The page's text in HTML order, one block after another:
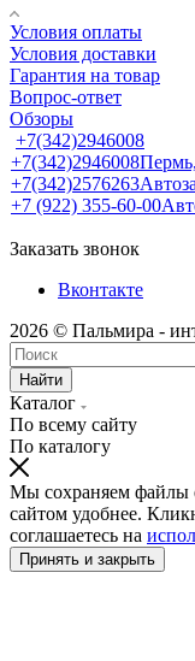
Условия оплаты
Условия доставки
Гарантия на товар
Вопрос-ответ
Обзоры
+7(342)2946008
+7(342)2946008
+7(342)2576263
+7 (922) 355-60-00
Заказать звонок
Вконтакте
2026 © Пальмира -
Найти
Каталог
По всему сайту
По каталогу
Мы сохраняем файлы
сайтом удобнее.
соглашаетесь на
Принять и закрыть